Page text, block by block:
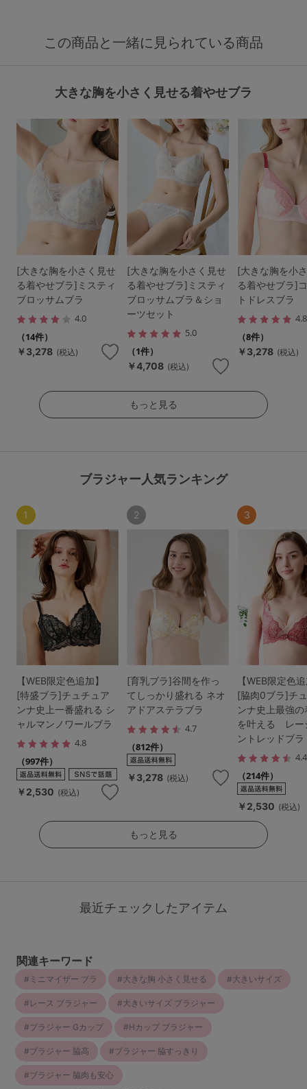
この商品と一緒に見られている商品
大きな胸を小さく見せる着やせブラ
[大きな胸を小さく見せ
る着やせブラ]ミスティ
ブロッサムブラ
4.0
（14件）
￥3,278 (税込)
[大きな胸を小さく見せ
る着やせブラ]ミスティ
ブロッサムブラ＆ショ
ーツセット
5.0
（1件）
￥4,708 (税込)
[大きな胸を小
る着やせブラ]
トドレスブラ
4.8
（8件）
￥3,278 (税込)
もっと見る
ブラジャー人気ランキング
1
【WEB限定色追加】
[特盛ブラ]チュチュア
ンナ史上一番盛れる シ
ャルマンノワールブラ
4.8
（997件）
￥2,530 (税込)
2
[育乳ブラ]谷間を作っ
てしっかり盛れる ネオ
アドアステラブラ
4.7
（812件）
￥3,278 (税込)
3
【WEB限定色
[脇肉0ブラ]チ
ンナ史上最強
を叶える レー
ントレッドブラ
4.4
（214件）
￥2,530 (税込)
もっと見る
最近チェックしたアイテム
関連キーワード
ミニマイザー ブラ 大きな胸 小さく見せる 大きいサイズ
レース ブラジャー 大きいサイズ ブラジャー
ブラジャー Gカップ Hカップ ブラジャー
ブラジャー 脇高 ブラジャー 脇すっきり
ブラジャー 脇肉も安心